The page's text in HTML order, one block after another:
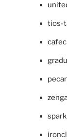
tios-